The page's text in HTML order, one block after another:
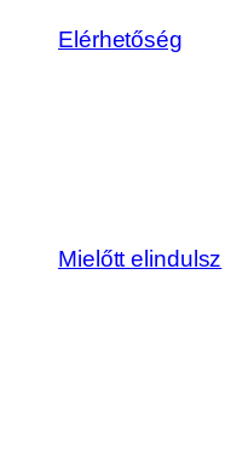
Elérhetőség
Mielőtt elindulsz